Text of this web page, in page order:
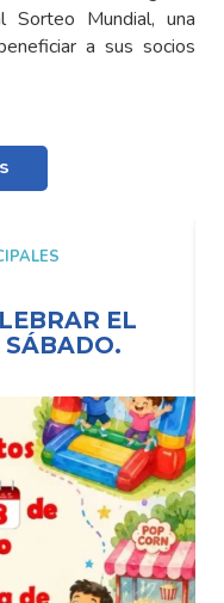
Sorteo Mundial, una
a sus socios
EL
SÁBADO.